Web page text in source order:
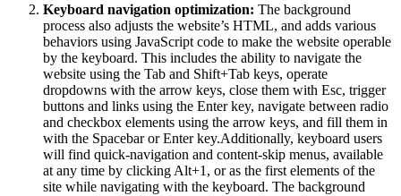
Keyboard navigation optimization: The background
process also adjusts the website’s HTML, and adds various
behaviors using JavaScript code to make the website operable
by the keyboard. This includes the ability to navigate the
website using the Tab and Shift+Tab keys, operate
dropdowns with the arrow keys, close them with Esc, trigger
buttons and links using the Enter key, navigate between radio
and checkbox elements using the arrow keys, and fill them in
with the Spacebar or Enter key.Additionally, keyboard users
will find quick-navigation and content-skip menus, available
at any time by clicking Alt+1, or as the first elements of the
site while navigating with the keyboard. The background